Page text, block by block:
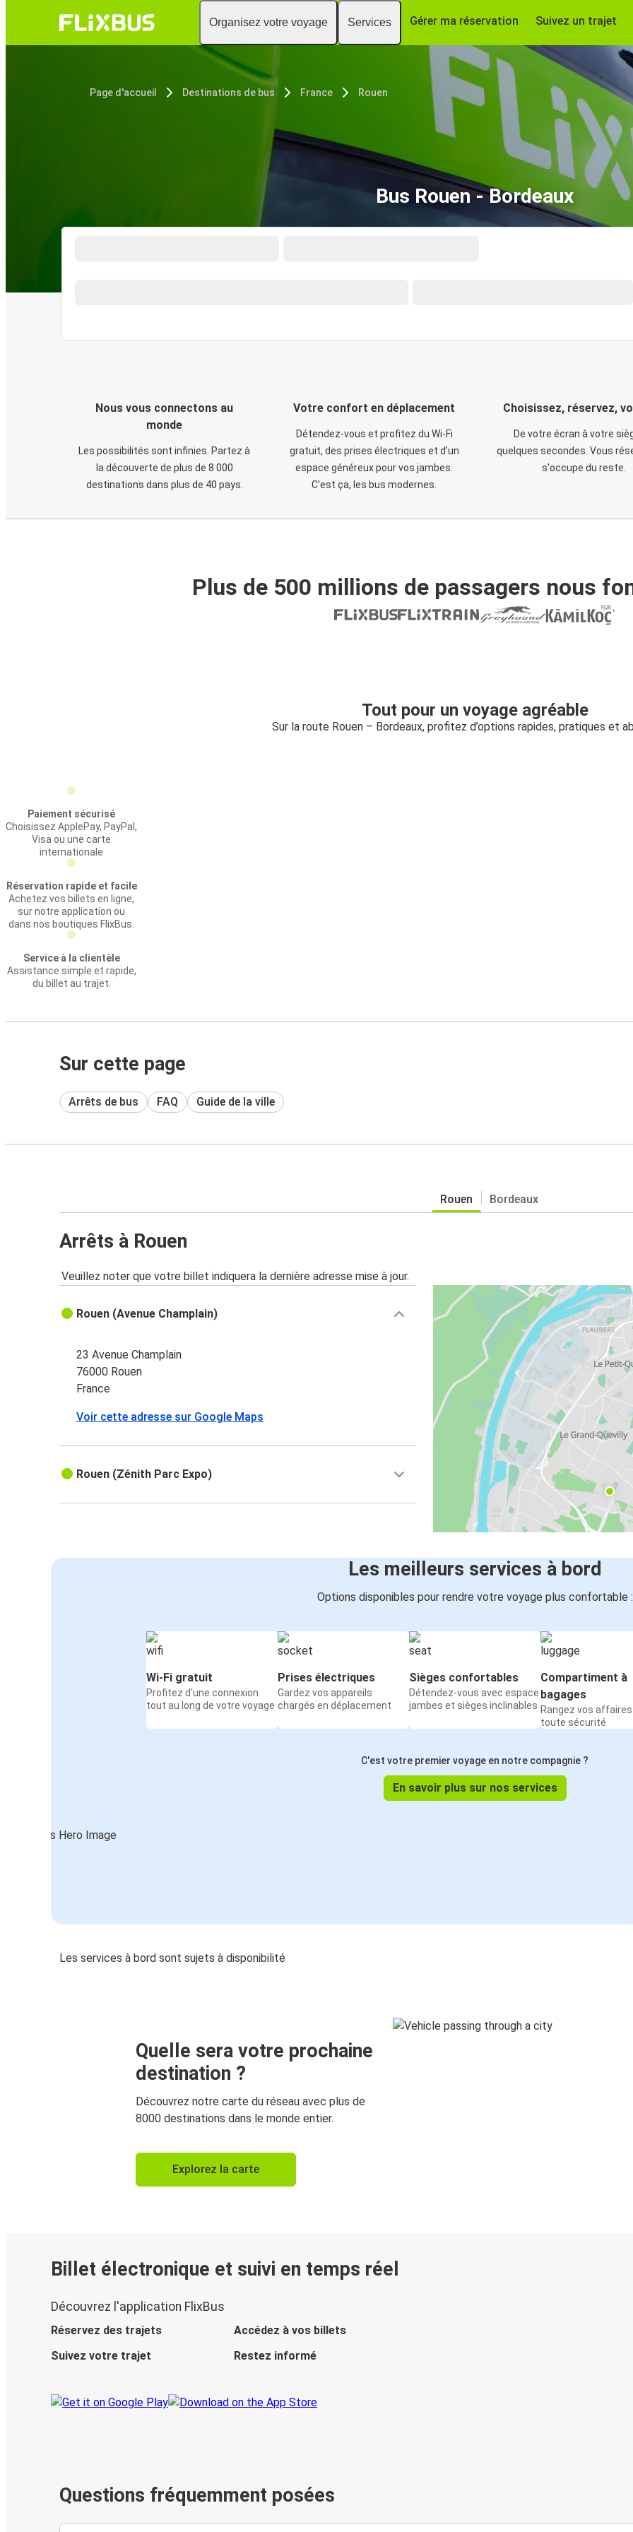
Organisez votre voyage Services Gérer ma réservation Suivez un trajet
Page d'accueil Destinations de bus France Rouen
Bus Rouen - Bordeaux
Nous vous connectons au
monde
Les possibilités sont infinies. Partez à
la découverte de plus de 8 000
destinations dans plus de 40 pays.
Votre confort en déplacement
Détendez-vous et profitez du Wi-Fi
gratuit, des prises électriques et d’un
espace généreux pour vos jambes.
C'est ça, les bus modernes.
Choisissez, réservez,
De votre écran à votre
quelques secondes. Vous
s'occupe du reste.
Plus de 500 millions de passagers nous
Tout pour un voyage agréable
Sur la route Rouen – Bordeaux, profitez d’options rapides, pratiques et
Paiement sécurisé
Choisissez ApplePay, PayPal,
Visa ou une carte
internationale
Réservation rapide et facile
Achetez vos billets en ligne,
sur notre application ou
dans nos boutiques FlixBus.
Service à la clientèle
Assistance simple et rapide,
du billet au trajet.
Sur cette page
Arrêts de bus FAQ Guide de la ville
Rouen Bordeaux
Arrêts à Rouen
Veuillez noter que votre billet indiquera la dernière adresse mise à jour.
Rouen (Avenue Champlain)
23 Avenue Champlain
76000 Rouen
France
Voir cette adresse sur Google Maps
Rouen (Zénith Parc Expo)
Les meilleurs services à bord
Options disponibles pour rendre votre voyage plus confortable :
Wi-Fi gratuit
Profitez d'une connexion
tout au long de votre voyage
Prises électriques
Gardez vos appareils
chargés en déplacement
Sièges confortables
Détendez-vous avec espace
jambes et sièges inclinables
Compartiment à
bagages
Rangez vos affaires
toute sécurité
C'est votre premier voyage en notre compagnie ?
En savoir plus sur nos services
Les services à bord sont sujets à disponibilité
Quelle sera votre prochaine
destination ?
Découvrez notre carte du réseau avec plus de
8000 destinations dans le monde entier.
Explorez la carte
Billet électronique et suivi en temps réel
Découvrez l'application FlixBus
Réservez des trajets
Accédez à vos billets
Suivez votre trajet
Restez informé
Questions fréquemment posées